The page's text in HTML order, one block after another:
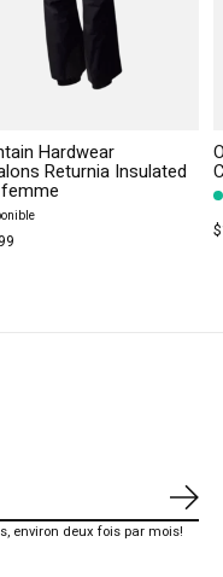
Hardwear
Returnia Insulated
environ deux fois par mois!